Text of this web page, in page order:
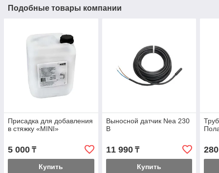
Подобные товары компании
Присадка для добавления
в стяжку «MINI»
5 000 ₸
Купить
Выносной датчик Nea 230
В
11 990₸
Купить
280